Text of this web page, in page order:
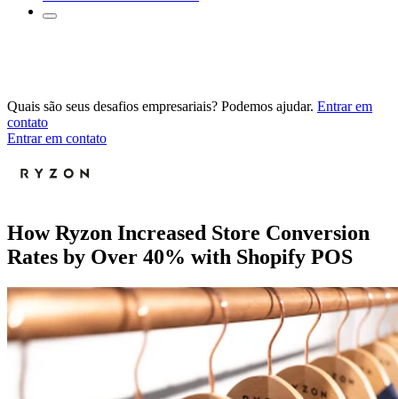
Quais são seus desafios empresariais? Podemos ajudar. Entrar em
contato
Entrar em contato
How Ryzon Increased Store Conversion
Rates by Over 40% with Shopify POS